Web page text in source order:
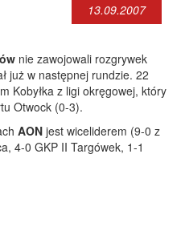
13.09.2007
nie zawojowali rozgrywek
już w następnej rundzie. 22
Kobyłka z ligi okręgowej, który
Otwock (0-3).
AON jest wiceliderem (9-0 z
4-0 GKP II Targówek, 1-1